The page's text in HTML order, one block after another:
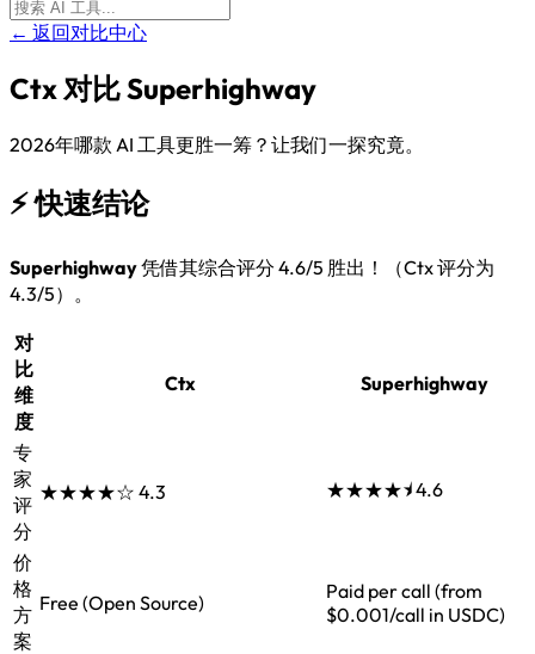
← 返回对比中心
Ctx 对比Superhighway
2026年哪款 AI 工具更胜一筹？让我们一探究竟。
⚡快速结论
Superhighway凭借其综合评分 4.6/5 胜出！（Ctx 评分为
4.3/5）。
对
比
维
度
Ctx Superhighway
专
家
评
分
★★★★☆ 4.3 ★★★★⯨4.6
价
格
方
案
Free (Open Source)
Paid per call (from
$0.001/call in USDC)